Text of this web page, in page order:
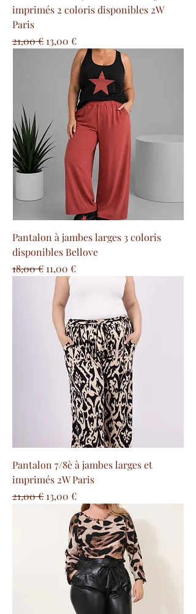
imprimés 2 coloris disponibles 2W
Paris
Prix original
21,00 € Prix promotionnel
13,00 €
Pantalon à jambes larges 3 coloris
disponibles Bellove
Prix original
18,00 € Prix promotionnel
11,00 €
Pantalon 7/8è à jambes larges et
imprimés 2W Paris
Prix original
21,00 € Prix promotionnel
13,00 €